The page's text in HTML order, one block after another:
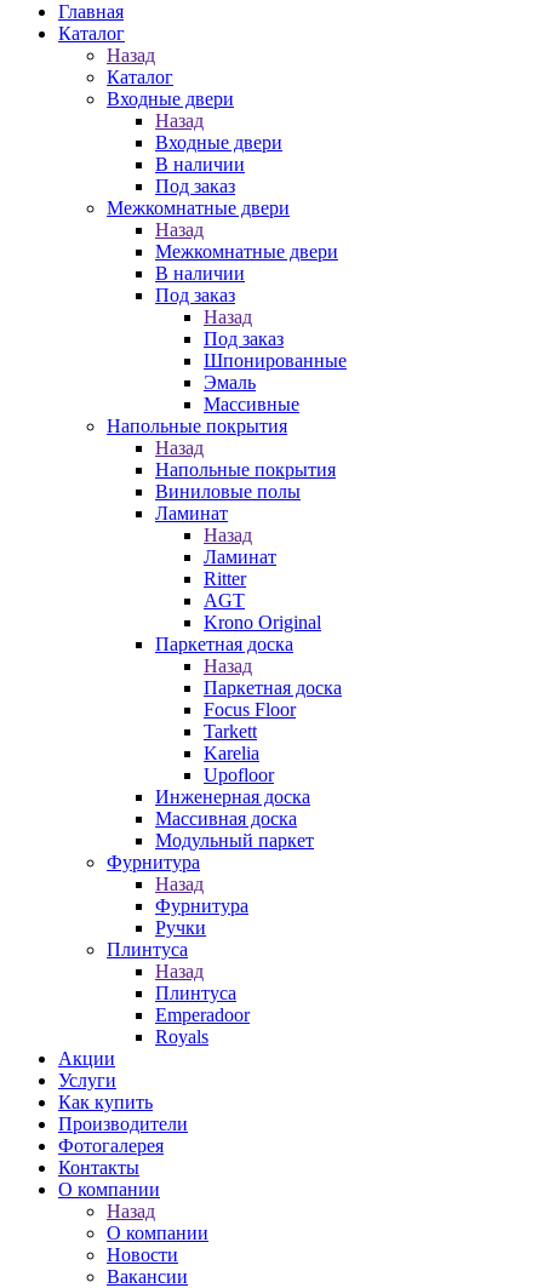
Главная
Каталог
Назад
Каталог
Входные двери
Назад
Входные двери
В наличии
Под заказ
Межкомнатные двери
Назад
Межкомнатные двери
В наличии
Под заказ
Назад
Под заказ
Шпонированные
Эмаль
Массивные
Напольные покрытия
Назад
Напольные покрытия
Виниловые полы
Ламинат
Назад
Ламинат
Ritter
AGT
Krono Original
Паркетная доска
Назад
Паркетная доска
Focus Floor
Tarkett
Karelia
Upofloor
Инженерная доска
Массивная доска
Модульный паркет
Фурнитура
Назад
Фурнитура
Ручки
Плинтуса
Назад
Плинтуса
Emperadoor
Royals
Акции
Услуги
Как купить
Производители
Фотогалерея
Контакты
О компании
Назад
О компании
Новости
Вакансии